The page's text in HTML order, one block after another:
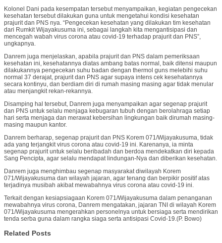
Kolonel Dani pada kesempatan tersebut menyampaikan, kegiatan pengecekan
kesehatan tersebut dilakukan guna untuk mengetahui kondisi kesehatan
prajurit dan PNS nya. “Pengecekan kesehatan yang dilakukan tim kesehatan
dari Rumkit Wijayakusuma ini, sebagai langkah kita mengantisipasi dan
mencegah wabah virus corona atau covid-19 terhadap prajurit dan PNS”,
ungkapnya.
Danrem juga menjelaskan, apabila prajurit dan PNS dalam pemeriksaan
kesehatan ini, kesehatannya diatas ambang batas normal, baik ditensi maupun
dilakukannya pengecekan suhu badan dengan thermol guns melebihi suhu
normal 37 derajat, prajurit dan PNS agar supaya intens cek kesehatannya
secara kontinyu, dan berdiam diri di rumah masing masing agar tidak menular
atau menjangkit rekan-rekannya.
Disamping hal tersebut, Danrem juga menyampaikan agar segenap prajurit
dan PNS untuk selalu menjaga kebugaran tubuh dengan berolahraga setiap
hari serta menjaga dan merawat kebersihan lingkungan baik dirumah masing-
masing maupun kantor.
Danrem berharap, segenap prajurit dan PNS Korem 071/Wijayakusuma, tidak
ada yang terjangkit virus corona atau covid-19 ini. Karenanya, ia minta
segenap prajurit untuk selalu beribadah dan berdoa mendekatkan diri kepada
Sang Pencipta, agar selalu mendapat lindungan-Nya dan diberikan kesehatan.
Danrem juga menghimbau segenap masyarakat diwilayah Korem
071/Wijayakusuma dan wilayah jajaran, agar tenang dan berpikir positif atas
terjadinya musibah akibat mewabahnya virus corona atau covid-19 ini.
Terkait dengan kesiapsiagaan Korem 071/Wijayakusuma dalam penanganan
mewabahnya virus corona, Danrem mengatakan, jajaran TNI di wilayah Korem
071/Wijayakusuma mengerahkan personelnya untuk bersiaga serta mendirikan
tenda serba guna dalam rangka siaga serta antisipasi Covid-19.(P. Bowo)
Related Posts